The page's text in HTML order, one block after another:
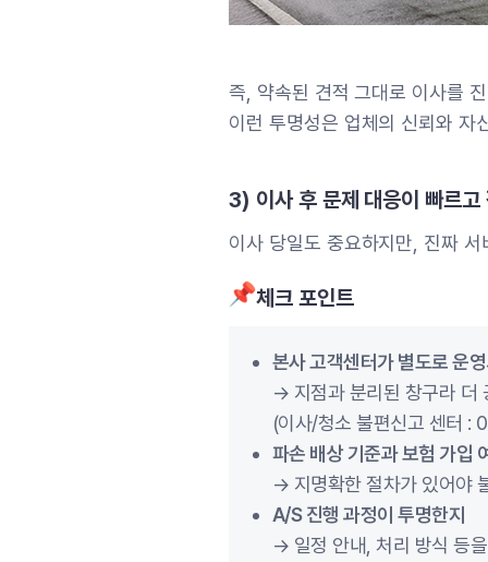
즉, 약속된 견적 그대로 이사를
이런 투명성은 업체의 신뢰와 자
3) 이사 후 문제 대응이 빠르고
이사 당일도 중요하지만, 진짜
체크 포인트
본사 고객센터가 별도로 운
→ 지점과 분리된 창구라 더
(이사/청소 불편신고 센터
파손 배상 기준과 보험 가입
→ 지명확한 절차가 있어야
A/S 진행 과정이 투명한지
→ 일정 안내, 처리 방식 등